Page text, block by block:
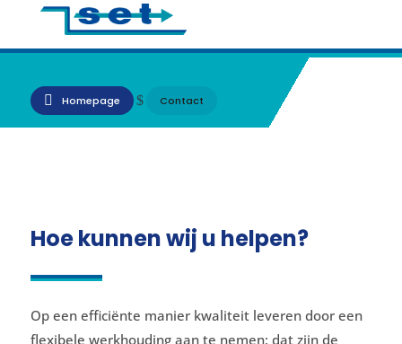
Contact
Homepage $ Contact
Hoe kunnen wij u helpen?
Op een efficiënte manier kwaliteit leveren door een
flexibele werkhouding aan te nemen: dat zijn de